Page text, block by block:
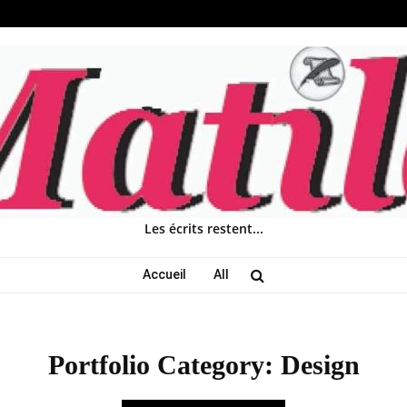
Les écrits restent...
Accueil All
Portfolio Category: Design